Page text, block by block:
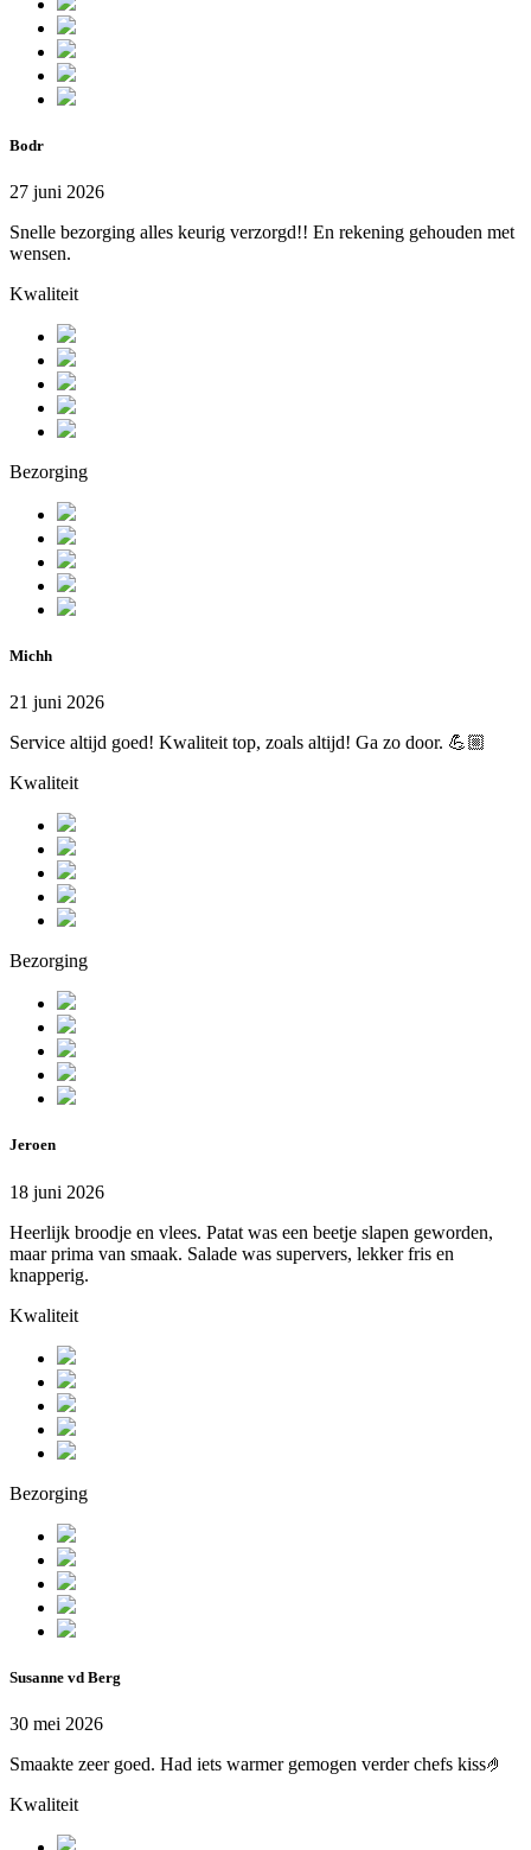
Bodr
27 juni 2026
Snelle bezorging alles keurig verzorgd!! En rekening gehouden met
wensen.
Kwaliteit
Bezorging
Michh
21 juni 2026
Service altijd goed! Kwaliteit top, zoals altijd! Ga zo door. 💪🏼
Kwaliteit
Bezorging
Jeroen
18 juni 2026
Heerlijk broodje en vlees. Patat was een beetje slapen geworden,
maar prima van smaak. Salade was supervers, lekker fris en
knapperig.
Kwaliteit
Bezorging
Susanne vd Berg
30 mei 2026
Smaakte zeer goed. Had iets warmer gemogen verder chefs kiss🤌
Kwaliteit